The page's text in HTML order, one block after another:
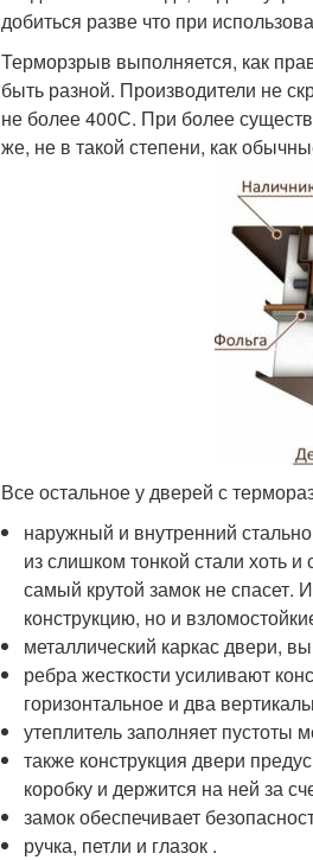
добиться разве что при
Терморзрыв выполняется, как
быть разной. Производители не
не более 400С. При более
же, не в такой степени, как
Все остальное у дверей с
наружный и внутренний
из слишком тонкой стали хоть
самый крутой замок не спасет.
конструкцию, но и
металлический каркас двери,
ребра жесткости усиливают
горизонтальное и два
утеплитель заполняет пустоты
также конструкция двери
коробку и держится на ней за
замок обеспечивает
ручка, петли и глазок .